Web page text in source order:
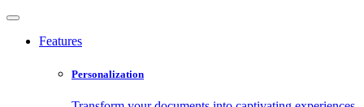
Features
Personalization